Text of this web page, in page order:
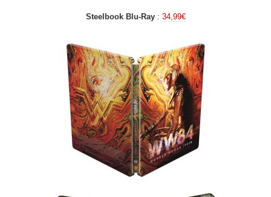
Steelbook Blu-Ray: 34,99€